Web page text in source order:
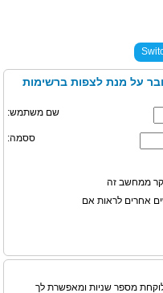
על מנת לצפות ברשימות
שם משתמש:
ססמה:
ממחשב זה
אחרים לראות אם
מספר שניות ומאפשרת לך